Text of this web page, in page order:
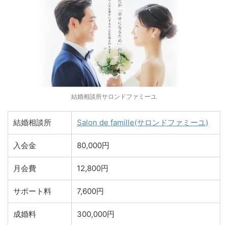
結婚相談所サロンドファミーユ
結婚相談所 Salon de famille(サロンドファミーユ)
入会金 80,000円
月会費 12,800円
サポート料 7,600円
成婚料 300,000円